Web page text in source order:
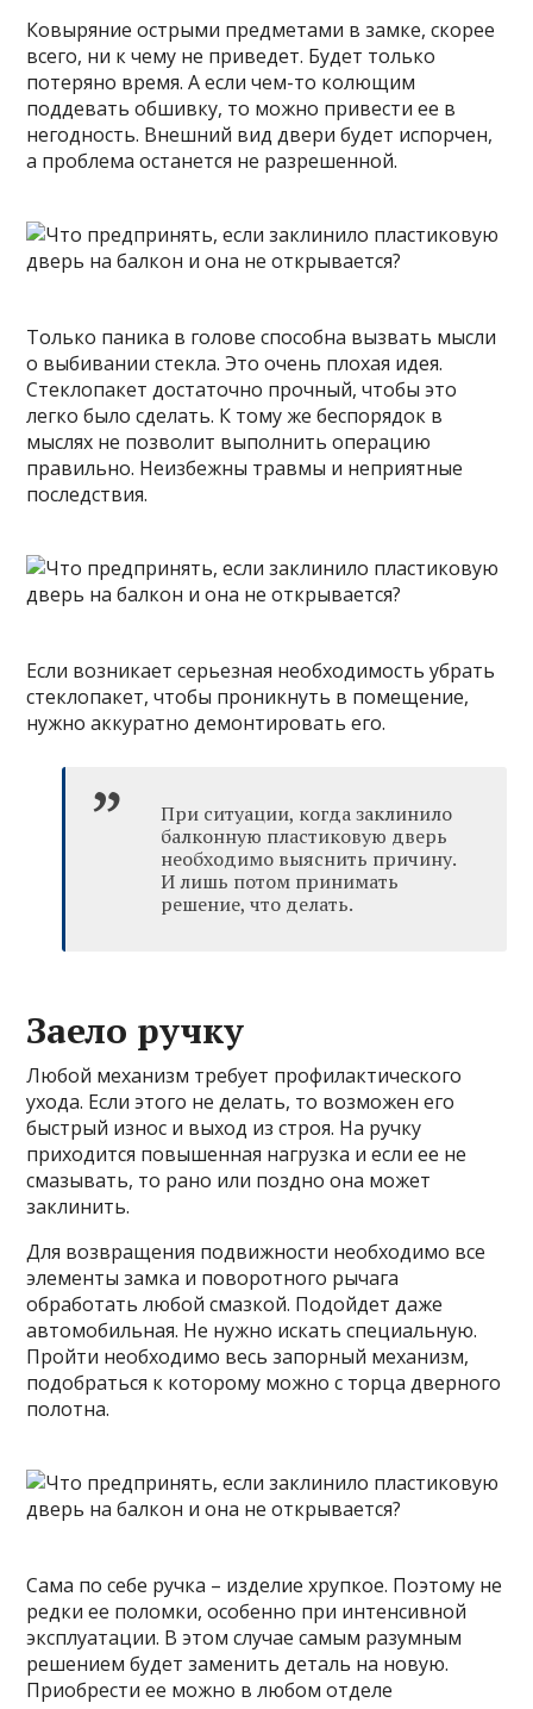
Ковыряние острыми предметами в замке, скорее
всего, ни к чему не приведет. Будет только
потеряно время. А если чем-то колющим
поддевать обшивку, то можно привести ее в
негодность. Внешний вид двери будет испорчен,
а проблема останется не разрешенной.
Только паника в голове способна вызвать мысли
о выбивании стекла. Это очень плохая идея.
Стеклопакет достаточно прочный, чтобы это
легко было сделать. К тому же беспорядок в
мыслях не позволит выполнить операцию
правильно. Неизбежны травмы и неприятные
последствия.
Если возникает серьезная необходимость убрать
стеклопакет, чтобы проникнуть в помещение,
нужно аккуратно демонтировать его.
При ситуации, когда заклинило
балконную пластиковую дверь
необходимо выяснить причину.
И лишь потом принимать
решение, что делать.
Заело ручку
Любой механизм требует профилактического
ухода. Если этого не делать, то возможен его
быстрый износ и выход из строя. На ручку
приходится повышенная нагрузка и если ее не
смазывать, то рано или поздно она может
заклинить.
Для возвращения подвижности необходимо все
элементы замка и поворотного рычага
обработать любой смазкой. Подойдет даже
автомобильная. Не нужно искать специальную.
Пройти необходимо весь запорный механизм,
подобраться к которому можно с торца дверного
полотна.
Сама по себе ручка – изделие хрупкое. Поэтому не
редки ее поломки, особенно при интенсивной
эксплуатации. В этом случае самым разумным
решением будет заменить деталь на новую.
Приобрести ее можно в любом отделе